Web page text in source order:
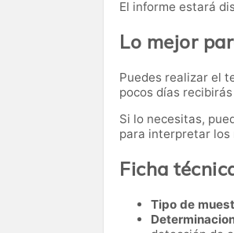
El informe estará
Lo mejor
Puedes realizar el
pocos días
Si lo necesitas,
para interpretar los
Ficha
Tipo de